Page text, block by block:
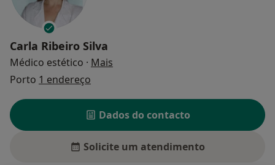
Carla Ribeiro Silva
Médico estético · Mais
Porto 1 endereço
Dados do contacto
Solicite um atendimento